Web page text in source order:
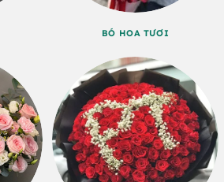
BÓ HOA TƯƠI